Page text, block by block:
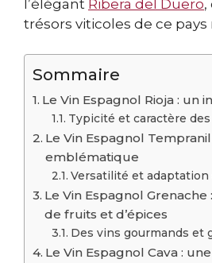
l’élégant Ribera del Duero,
trésors viticoles de ce
Sommaire
Le Vin Espagnol Rioja : un
Typicité et caractère des
Le Vin Espagnol
emblématique
Versatilité et adaptation
Le Vin Espagnol
de fruits et d’épices
Des vins gourmands et
Le Vin Espagnol Cava :